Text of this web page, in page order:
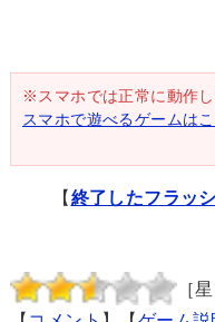
※スマホでは正常に動作し
スマホで遊べるゲームは
【 終了したフラッ
［